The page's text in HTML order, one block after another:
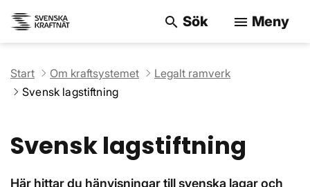
search Sök menu Meny
Start Om kraftsystemet
Legalt ramverk
Svensk lagstiftning
Svensk lagstiftning
Här hittar du hänvisningar till svenska lagar och